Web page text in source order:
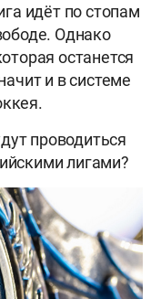
идёт по стопам
Однако
останется
и в системе
проводиться
лигами?